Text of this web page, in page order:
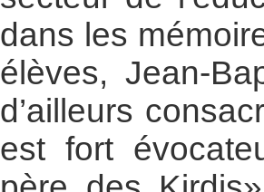
dans les
élèves, Jean-
d’ailleurs
est fort